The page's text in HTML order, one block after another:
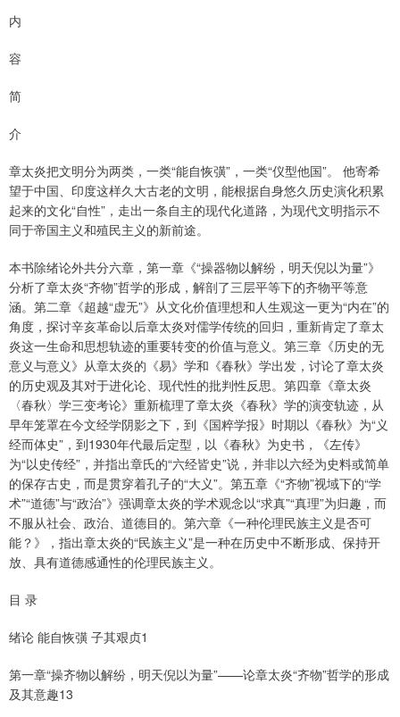
内
容
简
介
章太炎把文明分为两类，一类“能自恢彉”，一类“仪型他国”。 他寄希
望于中国、印度这样久大古老的文明，能根据自身悠久历史演化积累
起来的文化“自性”，走出一条自主的现代化道路，为现代文明指示不
同于帝国主义和殖民主义的新前途。
本书除绪论外共分六章，第一章《“操器物以解纷，明天倪以为量”》
分析了章太炎“齐物”哲学的形成，解剖了三层平等下的齐物平等意
涵。第二章《超越“虚无”》从文化价值理想和人生观这一更为“内在”的
角度，探讨辛亥革命以后章太炎对儒学传统的回归，重新肯定了章太
炎这一生命和思想轨迹的重要转变的价值与意义。第三章《历史的无
意义与意义》从章太炎的《易》学和《春秋》学出发，讨论了章太炎
的历史观及其对于进化论、现代性的批判性反思。第四章《章太炎
〈春秋〉学三变考论》重新梳理了章太炎《春秋》学的演变轨迹，从
早年笼罩在今文经学阴影之下，到《国粹学报》时期以《春秋》为“义
经而体史”，到1930年代最后定型，以《春秋》为史书，《左传》
为“以史传经”，并指出章氏的“六经皆史”说，并非以六经为史料或简单
的保存古史，而是贯穿着孔子的“大义”。第五章《“齐物”视域下的“学
术”“道德”与“政治”》强调章太炎的学术观念以“求真”“真理”为归趣，而
不服从社会、政治、道德目的。第六章《一种伦理民族主义是否可
能？》，指出章太炎的“民族主义”是一种在历史中不断形成、保持开
放、具有道德感通性的伦理民族主义。
目 录
绪论 能自恢彉 子其艰贞1
第一章“操齐物以解纷，明天倪以为量”——论章太炎“齐物”哲学的形成
及其意趣13